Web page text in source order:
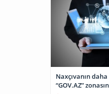
Naxçıvanın
“GOV.AZ”